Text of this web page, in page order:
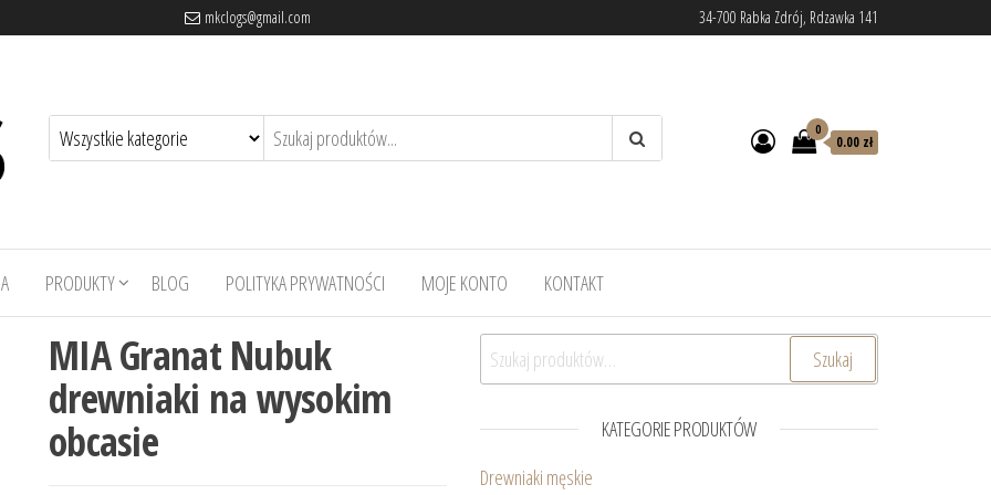
mkclogs@gmail.com 34-700 Rabka Zdrój, Rdzawka 141
0
0.00 zł
PRODUKTY BLOG POLITYKA PRYWATNOŚCI MOJE KONTO KONTAKT
MIA Granat Nubuk
drewniaki na wysokim
obcasie
Szukaj: Szukaj
KATEGORIE PRODUKTÓW
Drewniaki męskie